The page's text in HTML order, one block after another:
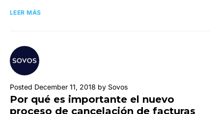
LEER MÁS
Posted December 11, 2018 by Sovos
Por qué es importante el nuevo
proceso de cancelación de facturas